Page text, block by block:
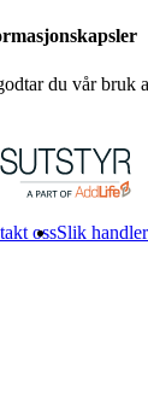
du vår bruk
ossSlik